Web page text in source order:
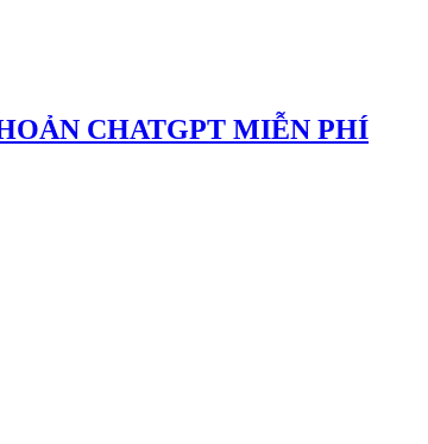
CHATGPT MIỄN PHÍ